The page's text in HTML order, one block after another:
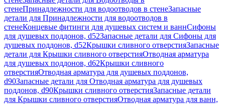
стенеПринадлежности для водоотводов в стенеЗапасные
детали для Принадлежности для водоотводов в
стенеКонцевые фитинги для душевых систем и ваннСифоны
для душевых поддонов, d52Запасные детали для Сифоны для
душевых поддонов, d52Крышки сливного отверстияЗапасные
детали для Крышки сливного отверстияОтводная арматура
для душевых поддонов, d62Крышки сливного
отверстияОтводная арматура для душевых поддонов,
d90Запасные детали для Отводная арматура для душевых
поддонов, d90Крышки сливного отверстияЗапасные детали
для Крышки сливного отверстияОтводная арматура для ванн,